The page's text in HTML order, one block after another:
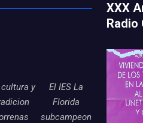
y
El IES La
Florida
subcampeon
XXX
Radio